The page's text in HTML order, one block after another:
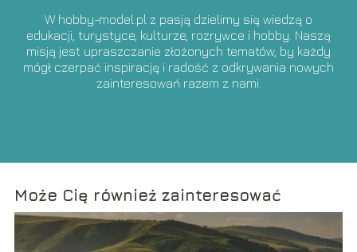
W hobby-model.pl z pasją dzielimy się wiedzą o
edukacji, turystyce, kulturze, rozrywce i hobby. Naszą
misją jest upraszczanie złożonych tematów, by każdy
mógł czerpać inspirację i radość z odkrywania nowych
zainteresowań razem z nami.
Może Cię również zainteresować